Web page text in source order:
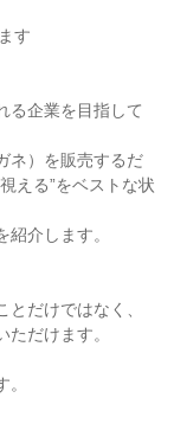
す
る企業を目指して
ネ）を販売するだ
える”をベストな状
介します。
だけではなく、
だけます。